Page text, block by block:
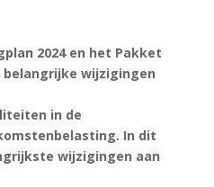
2024 en het Pakket
belangrijke wijzigingen
in de
In dit
wijzigingen aan